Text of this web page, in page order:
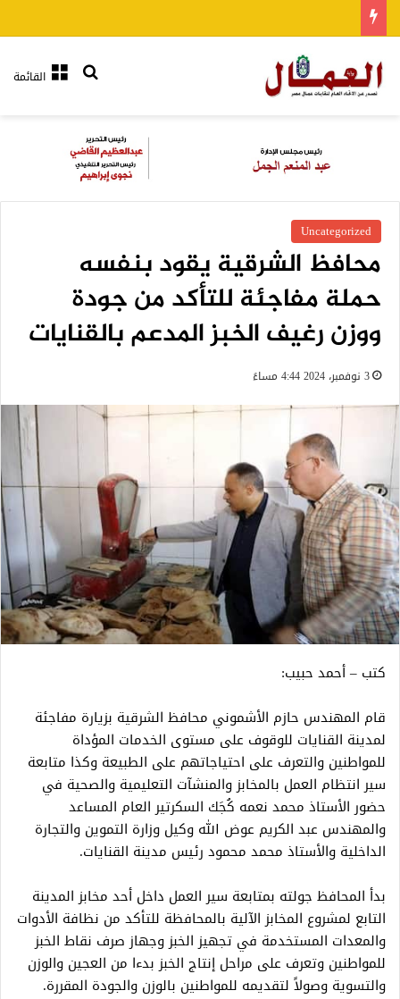
القائمةبحث عن
Uncategorized
محافظ الشرقية يقود بنفسه
حملة مفاجئة للتأكد من جودة
ووزن رغيف الخبز المدعم بالقنايات
3 نوفمبر، 2024 4:44 مساءً
كتب – أحمد حبيب:
قام المهندس حازم الأشموني محافظ الشرقية بزيارة مفاجئة
لمدينة القنايات للوقوف على مستوى الخدمات المؤداة
للمواطنين والتعرف على احتياجاتهم على الطبيعة وكذا متابعة
سير انتظام العمل بالمخابز والمنشآت التعليمية والصحية في
حضور الأستاذ محمد نعمه كُجَك السكرتير العام المساعد
والمهندس عبد الكريم عوض الله وكيل وزارة التموين والتجارة
الداخلية والأستاذ محمد محمود رئيس مدينة القنايات.
بدأ المحافظ جولته بمتابعة سير العمل داخل أحد مخابز المدينة
التابع لمشروع المخابز الآلية بالمحافظة للتأكد من نظافة الأدوات
والمعدات المستخدمة في تجهيز الخبز وجهاز صرف نقاط الخبز
للمواطنين وتعرف على مراحل إنتاج الخبز بدءا من العجين والوزن
والتسوية وصولاً لتقديمه للمواطنين بالوزن والجودة المقررة.